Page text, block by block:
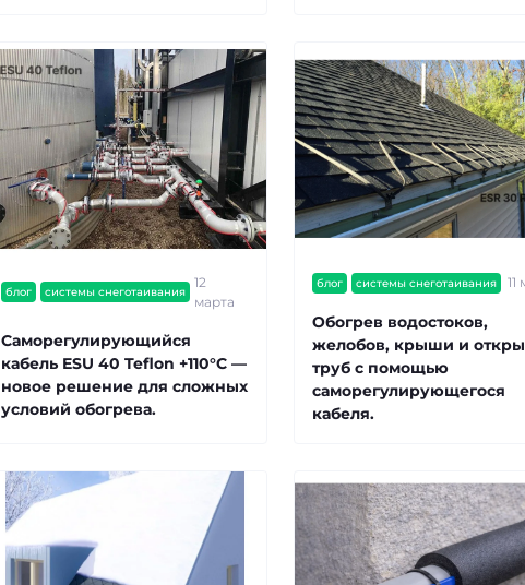
блог системы снеготаивания
12
марта
Саморегулирующийся
кабель ESU 40 Teflon +110°C —
новое решение для сложных
условий обогрева.
блог системы снеготаивания 11
Обогрев водостоков,
желобов, крыши и
труб с помощью
саморегулирующегося
кабеля.
в наличии
Электрорадиатор
секций
Артикул:500008